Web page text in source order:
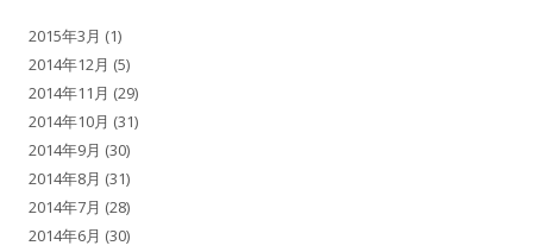
2015年3月 (1)
2014年12月 (5)
2014年11月 (29)
2014年10月 (31)
2014年9月 (30)
2014年8月 (31)
2014年7月 (28)
2014年6月 (30)